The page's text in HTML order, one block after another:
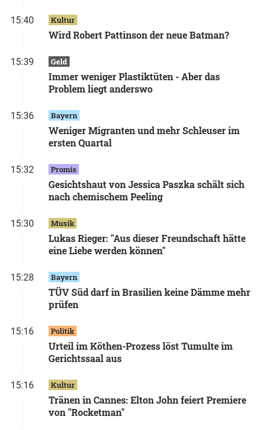
15:40 Kultur
Wird Robert Pattinson der neue Batman?
15:39 Geld
Immer weniger Plastiktüten - Aber das
Problem liegt anderswo
15:36 Bayern
Weniger Migranten und mehr Schleuser im
ersten Quartal
15:32 Promis
Gesichtshaut von Jessica Paszka schält sich
nach chemischem Peeling
15:30 Musik
Lukas Rieger: "Aus dieser Freundschaft hätte
eine Liebe werden können"
15:28 Bayern
TÜV Süd darf in Brasilien keine Dämme mehr
prüfen
15:16 Politik
Urteil im Köthen-Prozess löst Tumulte im
Gerichtssaal aus
15:16 Kultur
Tränen in Cannes: Elton John feiert Premiere
von "Rocketman"